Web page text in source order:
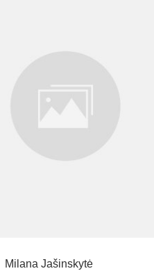
Milana Jašinskytė